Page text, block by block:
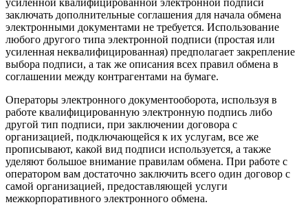
усиленной квалифицированной электронной подписи
заключать дополнительные соглашения для начала обмена
электронными документами не требуется. Использование
любого другого типа электронной подписи (простая или
усиленная неквалифицированная) предполагает закрепление
выбора подписи, а так же описания всех правил обмена в
соглашении между контрагентами на бумаге.
Операторы электронного документооборота, используя в
работе квалифицированную электронную подпись либо
другой тип подписи, при заключении договора с
организацией, подключающейся к их услугам, все же
прописывают, какой вид подписи используется, а также
уделяют большое внимание правилам обмена. При работе с
оператором вам достаточно заключить всего один договор с
самой организацией, предоставляющей услуги
межкорпоративного электронного обмена.